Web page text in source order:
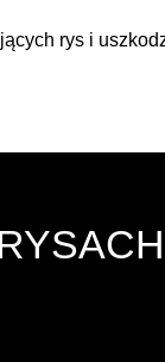
rys i